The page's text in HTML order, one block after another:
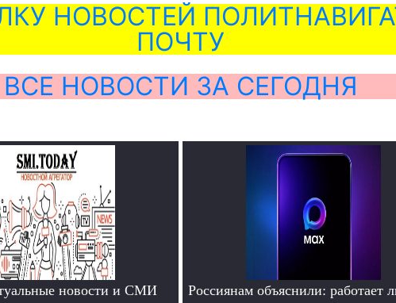
НОВОСТЕЙ
ПОЧТУ
ВСЕ НОВОСТИ ЗА СЕГОДНЯ
новости и СМИ
Россиянам объяснили: работает